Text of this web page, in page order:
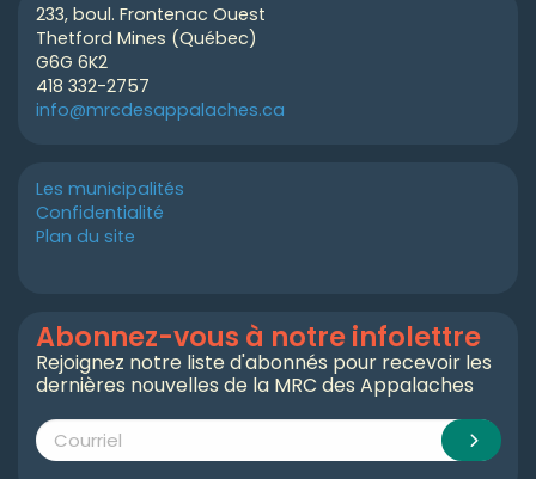
233, boul. Frontenac Ouest
Thetford Mines (Québec)
G6G 6K2
418 332-2757
info@mrcdesappalaches.ca
Les municipalités
Confidentialité
Plan du site
Abonnez-vous à notre infolettre
Rejoignez notre liste d'abonnés pour recevoir les
dernières nouvelles de la MRC des Appalaches